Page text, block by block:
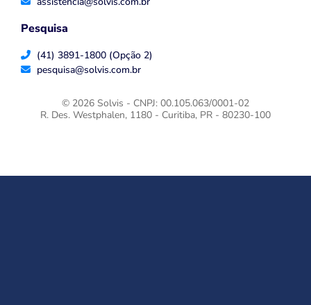
Pesquisa
(41) 3891-1800 (Opção 2)
pesquisa@solvis.com.br
© 2026 Solvis - CNPJ: 00.105.063/0001-02
R. Des. Westphalen, 1180 - Curitiba, PR - 80230-100